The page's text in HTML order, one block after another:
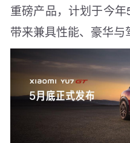
重磅产品，计划于今
带来兼具性能、豪华与